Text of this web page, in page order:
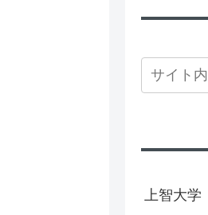
上智大学